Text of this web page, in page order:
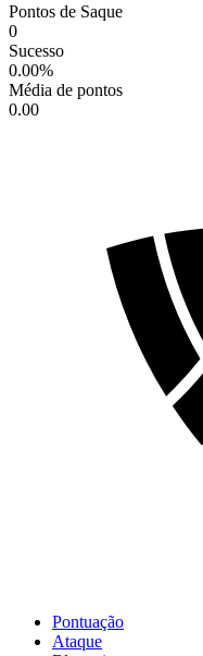
Pontos de Saque
0
Sucesso
0.00%
Média de pontos
0.00
Pontuação
Ataque